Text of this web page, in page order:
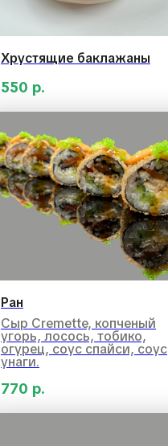
Хрустящие баклажаны
550 р.
Ран
Сыр Cremette, копченый
угорь, лосось, тобико,
огурец, соус спайси, соус
унаги.
770 р.